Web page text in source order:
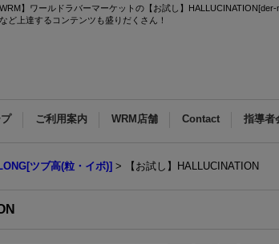
】ワールドラバーマーケットの【お試し】
ど上達するコンテンツも盛りだくさん！
ご利用案内 WRM店舗 Contact 指導者
ツブ高(粒・イボ)] > 【お試し】HALLUCINATION